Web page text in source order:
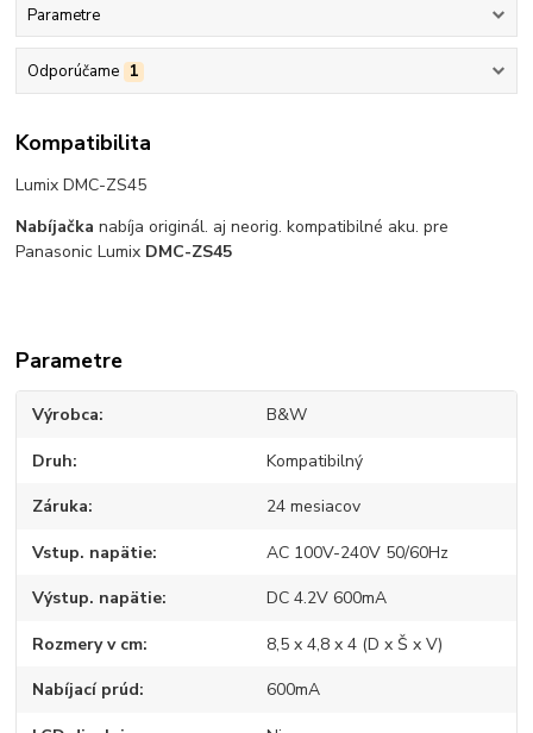
Parametre
Odporúčame 1
Kompatibilita
Lumix DMC-ZS45
Nabíjačka nabíja originál. aj neorig. kompatibilné aku. pre
Panasonic Lumix DMC-ZS45
Parametre
Výrobca B&W
Druh Kompatibilný
Záruka 24 mesiacov
Vstup. napätie AC 100V-240V 50/60Hz
Výstup. napätie DC 4.2V 600mA
Rozmery v cm 8,5 x 4,8 x 4 (D x Š x V)
Nabíjací prúd 600mA